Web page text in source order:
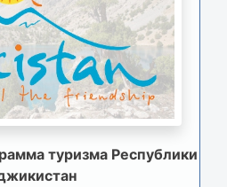
туризма Республики